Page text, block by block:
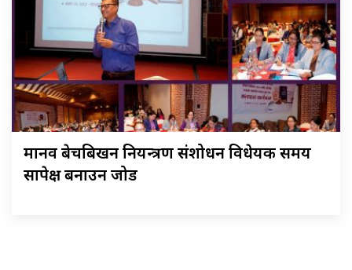
मानव बेचबिखन नियन्त्रण संशोधन विधेयक समय
सापेक्ष बनाउन जोड